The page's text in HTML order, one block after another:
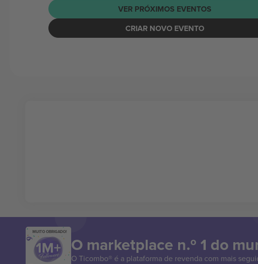
VER PRÓXIMOS EVENTOS
CRIAR NOVO EVENTO
MUITO OBRIGADO!
O marketplace n.º 1 do
O Ticombo® é a plataforma de revenda com mais